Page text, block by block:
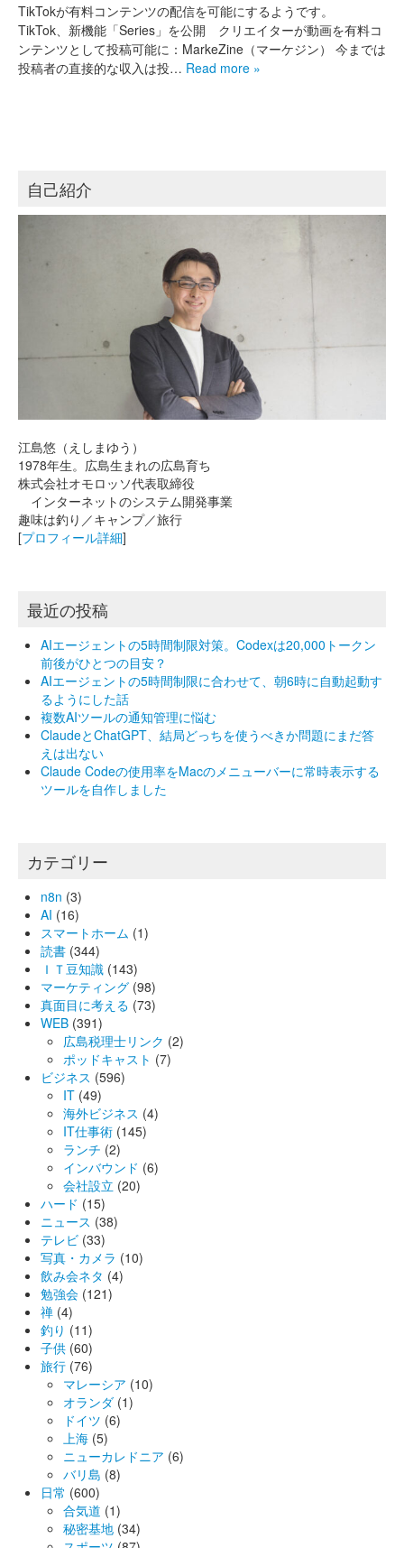
TikTokが有料コンテンツの配信を可能にするようです。
TikTok、新機能「Series」を公開 クリエイターが動画を有料コ
ンテンツとして投稿可能に：MarkeZine（マーケジン） 今までは
投稿者の直接的な収入は投… Read more »
自己紹介
江島悠（えしまゆう）
1978年生。広島生まれの広島育ち
株式会社オモロッソ代表取締役
インターネットのシステム開発事業
趣味は釣り／キャンプ／旅行
[プロフィール詳細]
最近の投稿
AIエージェントの5時間制限対策。Codexは20,000トークン
前後がひとつの目安？
AIエージェントの5時間制限に合わせて、朝6時に自動起動す
るようにした話
複数AIツールの通知管理に悩む
ClaudeとChatGPT、結局どっちを使うべきか問題にまだ答
えは出ない
Claude Codeの使用率をMacのメニューバーに常時表示する
ツールを自作しました
カテゴリー
n8n (3)
AI (16)
スマートホーム (1)
読書 (344)
ＩＴ豆知識 (143)
マーケティング (98)
真面目に考える (73)
WEB (391)
広島税理士リンク (2)
ポッドキャスト (7)
ビジネス (596)
IT (49)
海外ビジネス (4)
IT仕事術 (145)
ランチ (2)
インバウンド (6)
会社設立 (20)
ハード (15)
ニュース (38)
テレビ (33)
写真・カメラ (10)
飲み会ネタ (4)
勉強会 (121)
禅 (4)
釣り (11)
子供 (60)
旅行 (76)
マレーシア (10)
オランダ (1)
ドイツ (6)
上海 (5)
ニューカレドニア (6)
バリ島 (8)
日常 (600)
合気道 (1)
秘密基地 (34)